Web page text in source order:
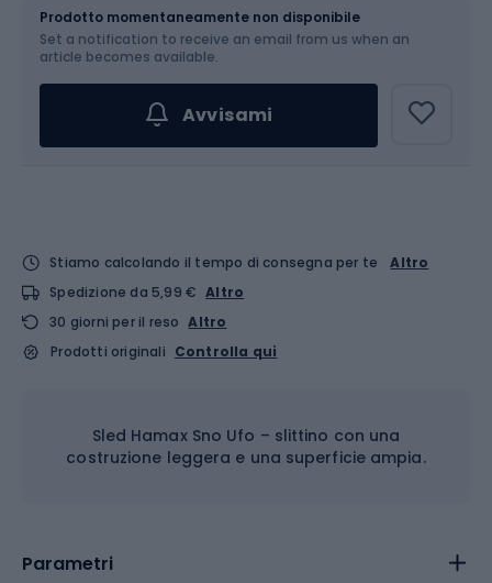
Prodotto momentaneamente non disponibile
Set a notification to receive an email from us when an
article becomes available.
Avvisami
Stiamo calcolando il tempo di consegna per te
Altro
Spedizione da 5,99 € Altro
30 giorni per il reso Altro
Prodotti originali Controlla qui
Sled Hamax Sno Ufo – slittino con una
costruzione leggera e una superficie ampia.
Parametri